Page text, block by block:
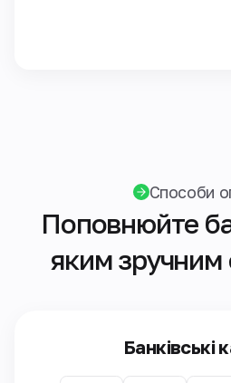
Способи
Поповнюйте
яким зручним
Банківські